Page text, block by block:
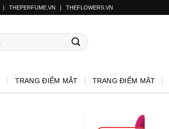
| THEPERFUME.VN | THEFLOWERS.VN
TRANG ĐIỂM MẮT TRANG ĐIỂM MẶT